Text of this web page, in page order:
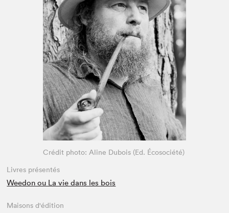
Espace enseignant·e·s
Espace pro
Crédit photo: Aline Dubois (Ed. Écosociété)
Livres présentés
Weedon ou La vie dans les bois
Maisons d'édition